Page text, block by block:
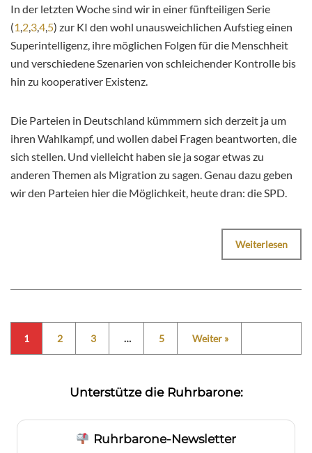
In der letzten Woche sind wir in einer fünfteiligen Serie
(1,2,3,4,5) zur KI den wohl unausweichlichen Aufstieg einen
Superintelligenz, ihre möglichen Folgen für die Menschheit
und verschiedene Szenarien von schleichender Kontrolle bis
hin zu kooperativer Existenz.
Die Parteien in Deutschland kümmmern sich derzeit ja um
ihren Wahlkampf, und wollen dabei Fragen beantworten, die
sich stellen. Und vielleicht haben sie ja sogar etwas zu
anderen Themen als Migration zu sagen. Genau dazu geben
wir den Parteien hier die Möglichkeit, heute dran: die SPD.
Weiterlesen
1 2 3 … 5 Weiter »
Unterstütze die Ruhrbarone:
Ruhrbarone-Newsletter